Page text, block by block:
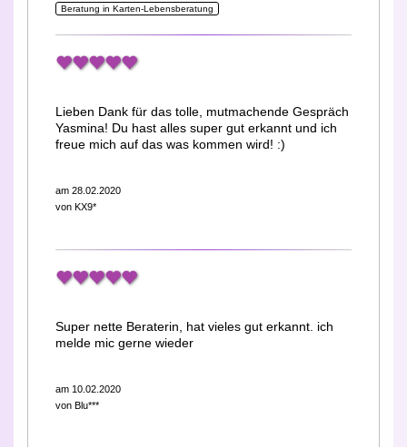
Beratung in Karten-Lebensberatung
Lieben Dank für das tolle, mutmachende Gespräch
Yasmina! Du hast alles super gut erkannt und ich
freue mich auf das was kommen wird! :)
am 28.02.2020
von KX9*
Super nette Beraterin, hat vieles gut erkannt. ich
melde mic gerne wieder
am 10.02.2020
von Blu***